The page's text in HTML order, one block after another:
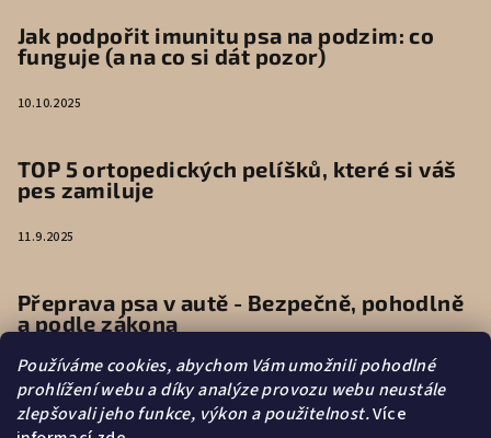
Používáme cookies, abychom Vám umožnili pohodlné
prohlížení webu a díky analýze provozu webu neustále
zlepšovali jeho funkce, výkon a použitelnost.Více
Jak podpořit imunitu psa na podzim: co
funguje (a na co si dát pozor)
10.10.2025
TOP 5 ortopedických pelíšků, které si váš
pes zamiluje
11.9.2025
Přeprava psa v autě - Bezpečně, pohodlně
a podle zákona
9.6.2025